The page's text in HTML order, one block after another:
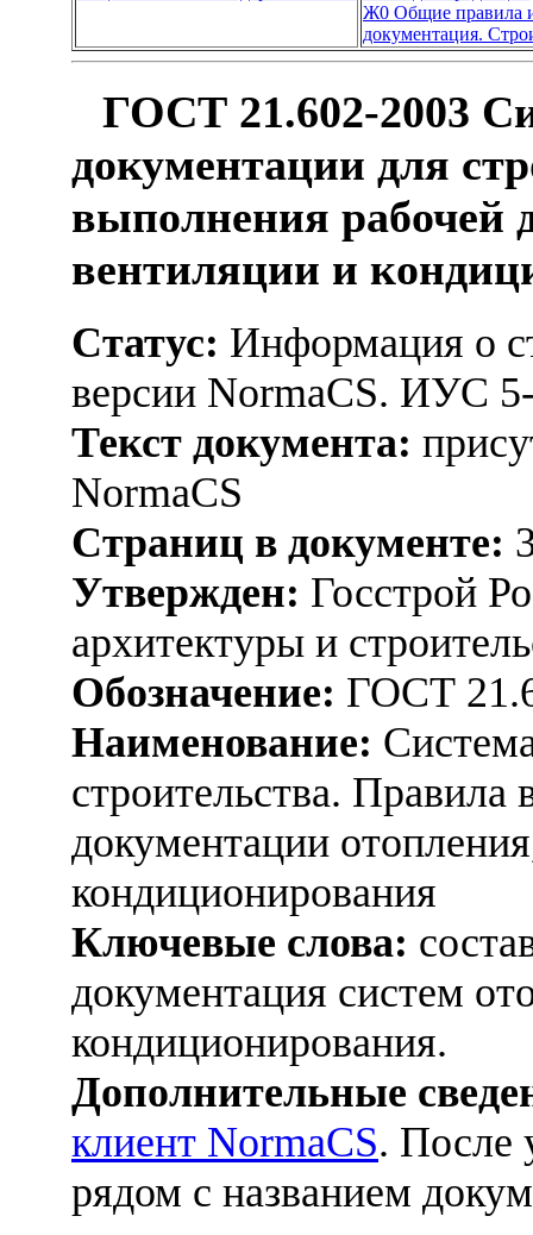
Ж0 Общие правила и
документация.
ГОСТ 21.602-2003
документации для
выполнения рабочей
вентиляции и
Статус: Информация о
версии NormaCS. ИУС
Текст документа:
NormaCS
Страниц в документе:
Утвержден: Госстрой
архитектуры и
Обозначение: ГОСТ
Наименование:
строительства.
документации
кондиционирования
Ключевые слова:
документация систем
кондиционирования.
Дополнительные
клиент NormaCS. После
рядом с названием